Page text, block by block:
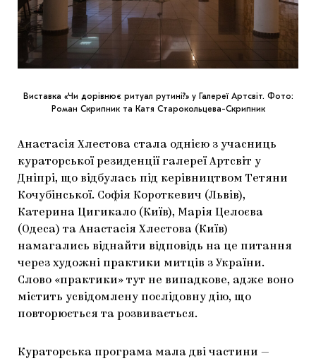
Виставка «Чи дорівнює ритуал рутині?» у Галереї Артсвіт. Фото:
Роман Скрипник та Катя Старокольцева-Скрипник
Анастасія Хлестова стала однією з учасниць
кураторської резиденції галереї Артсвіт у
Дніпрі, що відбулась під керівництвом Тетяни
Кочубінської. Софія Короткевич (Львів),
Катерина Цигикало (Київ), Марія Целоєва
(Одеса) та Анастасія Хлестова (Київ)
намагались віднайти відповідь на це питання
через художні практики митців з України.
Слово «практики» тут не випадкове, адже воно
містить усвідомлену послідовну дію, що
повторюється та розвивається.
Кураторська програма мала дві частини —